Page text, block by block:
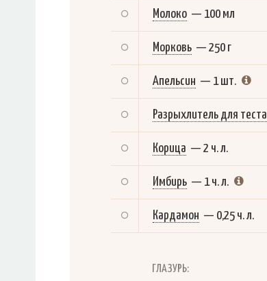
Молоко — 100 мл
Морковь — 250 г
Апельсин — 1 шт.
Разрыхлитель для теста
Корица — 2 ч. л.
Имбирь — 1 ч. л.
Кардамон — 0,25 ч. л.
ГЛАЗУРЬ: